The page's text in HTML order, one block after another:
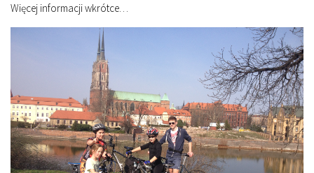
Więcej informacji wkrótce…